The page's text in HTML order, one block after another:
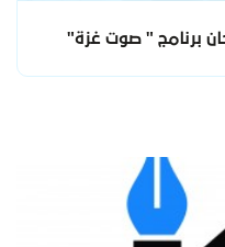
برنامج " صوت غزة"